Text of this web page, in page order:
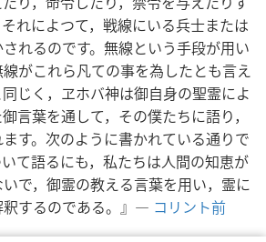
れによつて，戦線にいる兵士または
れるのです。無線という手段が用い
がこれら凡ての事を為したとも言え
じく，ヱホバ神は御自身の聖霊によ
言葉を通して，その僕たちに語り，
す。次のように書かれている通りで
て語るにも，私たちは人間の知恵が
で，御霊の教える言葉を用い，霊に
釈するのである。』― コリント前